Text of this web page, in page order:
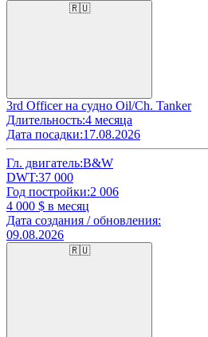
🇷🇺
3rd Officer на судно Oil/Ch. Tanker
Длительность:4 месяца
Дата посадки:17.08.2026
Гл. двигатель:B&W
DWT:37 000
Год постройки:2 006
4 000 $ в месяц
Дата создания / обновления:
09.08.2026
🇷🇺